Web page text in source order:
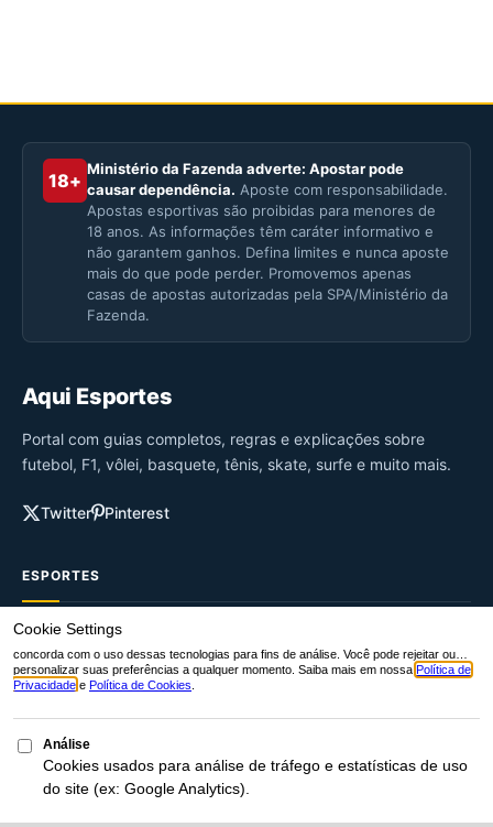
18+
Ministério da Fazenda adverte: Apostar pode
causar dependência. Aposte com responsabilidade.
Apostas esportivas são proibidas para menores de
18 anos. As informações têm caráter informativo e
não garantem ganhos. Defina limites e nunca aposte
mais do que pode perder. Promovemos apenas
casas de apostas autorizadas pela SPA/Ministério da
Fazenda.
Aqui Esportes
Portal com guias completos, regras e explicações sobre
futebol, F1, vôlei, basquete, tênis, skate, surfe e muito mais.
Twitter Pinterest
ESPORTES
Futebol
Fórmula 1
Basquete
MMA